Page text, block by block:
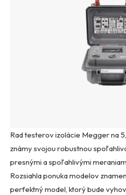
Rad testerov izolácie Megger na
známy svojou robustnou
presnými a spoľahlivými
Rozsiahla ponuka modelov
perfektný model, ktorý bude